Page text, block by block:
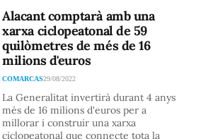
Alacant comptarà amb una
xarxa ciclopeatonal de 59
quilòmetres de més de 16
milions d'euros
COMARCAS29/08/2022
La Generalitat invertirà durant 4 anys
més de 16 milions d'euros per a
millorar i construir una xarxa
ciclopeatonal que connecte tota la